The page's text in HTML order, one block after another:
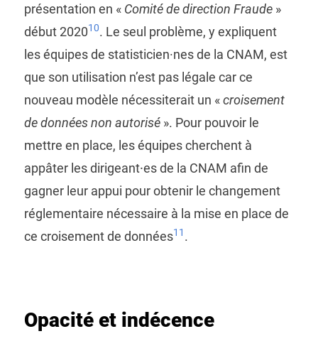
présentation en « Comité de direction Fraude»
début 202010. Le seul problème, y expliquent
les équipes de statisticien·nes de la CNAM, est
que son utilisation n’est pas légale car ce
nouveau modèle nécessiterait un «croisement
de données non autorisé». Pour pouvoir le
mettre en place, les équipes cherchent à
appâter les dirigeant⸱es de la CNAM afin de
gagner leur appui pour obtenir le changement
réglementaire nécessaire à la mise en place de
ce croisement de données11 .
Opacité et indécence